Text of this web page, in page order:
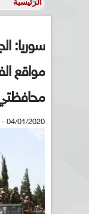
سوريا:
مواقع
04/01/2020 - 23:09